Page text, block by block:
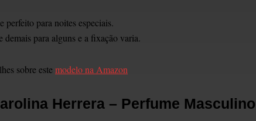
perfeito para noites especiais.
demais para alguns e a fixação varia.
sobre este modelo na Amazon
Herrera – Perfume